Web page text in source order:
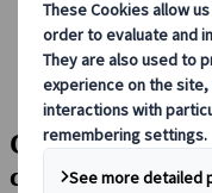
Japanspecialist
Consejos de viaje
Clima y estaciones
Clima y
completa